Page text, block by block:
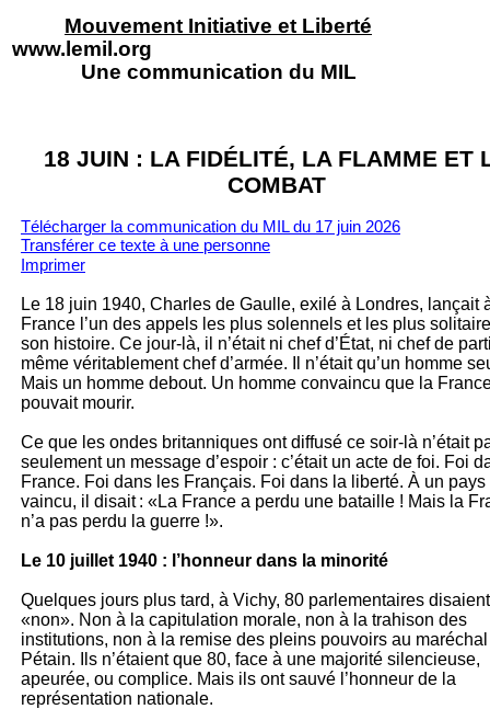
Mouvement Initiative et Liberté
www.lemil.org
Une communication du MIL
18 JUIN : LA FIDÉLITÉ, LA FLAMME ET
COMBAT
Télécharger la communication du MIL du 17 juin 2026
Transférer ce texte à une personne
Imprimer
Le 18 juin 1940, Charles de Gaulle, exilé à Londres, lançait
France l’un des appels les plus solennels et les plus
son histoire. Ce jour-là, il n’était ni chef d’État, ni chef de
même véritablement chef d’armée. Il n’était qu’un homme
Mais un homme debout. Un homme convaincu que la
pouvait mourir.
Ce que les ondes britanniques ont diffusé ce soir-là n’était
seulement un message d’espoir : c’était un acte de foi. Foi
France. Foi dans les Français. Foi dans la liberté. À un pays
vaincu, il disait : «La France a perdu une bataille ! Mais la
n’a pas perdu la guerre !».
Le 10 juillet 1940 : l’honneur dans la minorité
Quelques jours plus tard, à Vichy, 80 parlementaires disaient
«non». Non à la capitulation morale, non à la trahison des
institutions, non à la remise des pleins pouvoirs au maréchal
Pétain. Ils n’étaient que 80, face à une majorité silencieuse,
apeurée, ou complice. Mais ils ont sauvé l’honneur de la
représentation nationale.